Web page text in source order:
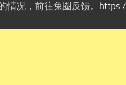
情况，前往兔圈反馈。